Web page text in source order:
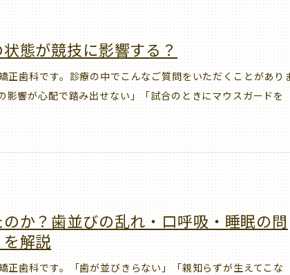
態が競技に影響する？
正歯科です。診療の中でこんなご質問をいただくことがあり
響が心配で踏み出せない」「試合のときにマウスガードを
か？歯並びの乱れ・口呼吸・睡眠の問
解説
正歯科です。「歯が並びきらない」「親知らずが生えてこな